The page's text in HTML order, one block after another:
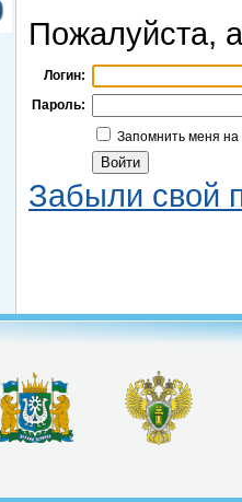
Пожалуйста,
Логин:
Пароль:
Запомнить меня
Забыли свой